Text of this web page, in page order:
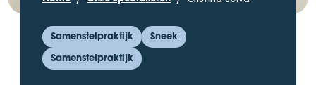
Samenstelpraktijk Sneek
Samenstelpraktijk